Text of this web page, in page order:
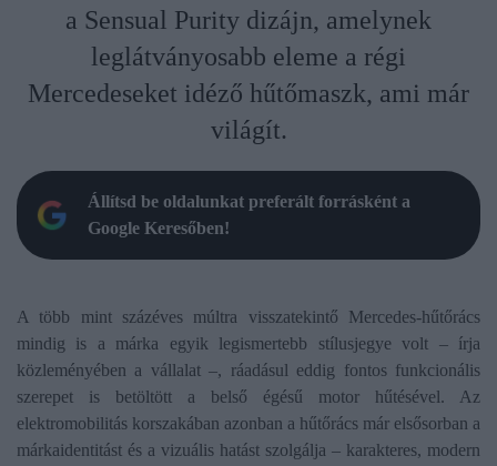
a Sensual Purity dizájn, amelynek
leglátványosabb eleme a régi
Mercedeseket idéző hűtőmaszk, ami már
világít.
Állítsd be oldalunkat preferált forrásként a
Google Keresőben!
A több mint százéves múltra visszatekintő Mercedes-hűtőrács
mindig is a márka egyik legismertebb stílusjegye volt – írja
közleményében a vállalat –, ráadásul eddig fontos funkcionális
szerepet is betöltött a belső égésű motor hűtésével. Az
elektromobilitás korszakában azonban a hűtőrács már elsősorban a
márkaidentitást és a vizuális hatást szolgálja – karakteres, modern